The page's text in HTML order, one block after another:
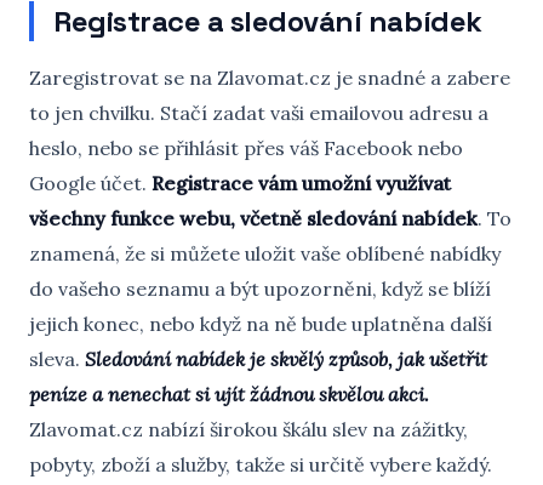
Registrace a sledování nabídek
Zaregistrovat se na Zlavomat.cz je snadné a zabere
to jen chvilku. Stačí zadat vaši emailovou adresu a
heslo, nebo se přihlásit přes váš Facebook nebo
Google účet. Registrace vám umožní využívat
všechny funkce webu, včetně sledování nabídek. To
znamená, že si můžete uložit vaše oblíbené nabídky
do vašeho seznamu a být upozorněni, když se blíží
jejich konec, nebo když na ně bude uplatněna další
sleva. Sledování nabídek je skvělý způsob, jak ušetřit
peníze a nenechat si ujít žádnou skvělou akci.
Zlavomat.cz nabízí širokou škálu slev na zážitky,
pobyty, zboží a služby, takže si určitě vybere každý.